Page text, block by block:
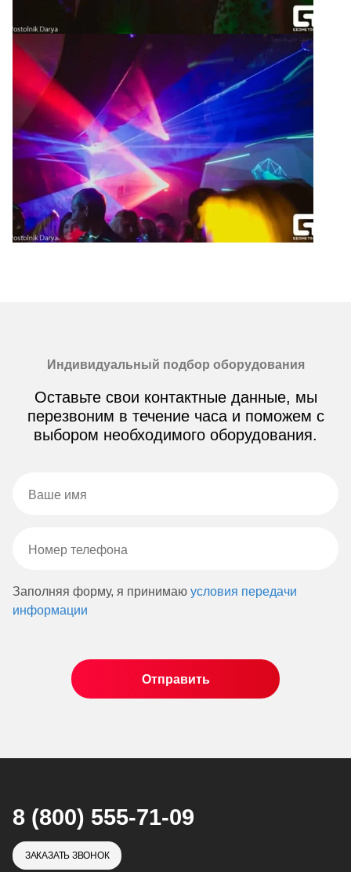
Индивидуальный подбор оборудования
Оставьте свои контактные данные, мы
перезвоним в течение часа и поможем с
выбором необходимого оборудования.
Заполняя форму, я принимаю условия передачи
информации
8 (800) 555-71-09
ЗАКАЗАТЬ ЗВОНОК